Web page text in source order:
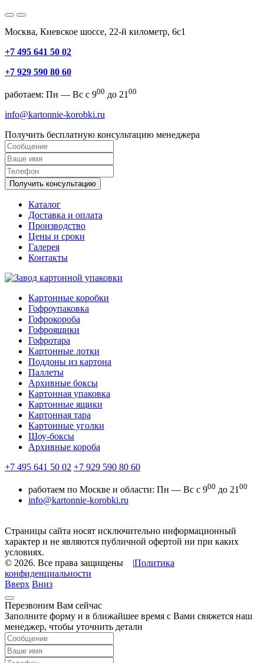
Москва, Киевское шоссе, 22-й километр, 6с1
+7 495 641 50 02
+7 929 590 80 60
работаем: Пн — Вс с 900 до 21 00
info@kartonnie-korobki.ru
Получить бесплатную консультацию менеджера
Получить консультацию
Каталог
Доставка и оплата
Производство
Цены и сроки
Галерея
Контакты
Картонные коробки
Гофроупаковка
Гофрокороба
Гофроящики
Гофротара
Картонные лотки
Поддоны из картона
Паллеты
Архивные боксы
Картонная упаковка
Картонные ящики
Картонная тара
Картонные уголки
Шоу-боксы
Архивные короба
+7 495 641 50 02 +7 929 590 80 60
работаем по Москве и области: Пн — Вс с 900 до 2100
info@kartonnie-korobki.ru
Страницы сайта носят исключительно информационный
характер и не являются публичной офертой ни при каких
условиях.
© 2026. Все права защищены
Политика
конфиденциальности
Вверх Вниз
Перезвоним Вам сейчас
Заполните форму и в ближайшее время с Вами свяжется наш
менеджер, чтобы уточнить детали